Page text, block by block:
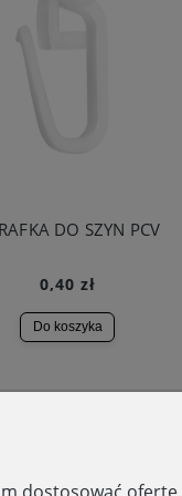
DO SZYN PCV
0,40 zł
Do koszyka
ul. Aleja Legionów